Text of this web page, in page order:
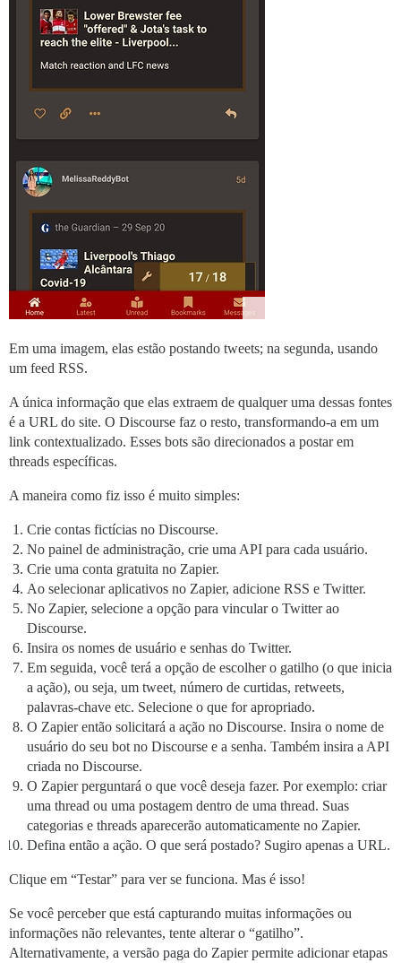
Em uma imagem, elas estão postando tweets; na segunda, usando
um feed RSS.
A única informação que elas extraem de qualquer uma dessas fontes
é a URL do site. O Discourse faz o resto, transformando-a em um
link contextualizado. Esses bots são direcionados a postar em
threads específicas.
A maneira como fiz isso é muito simples:
Crie contas fictícias no Discourse.
No painel de administração, crie uma API para cada usuário.
Crie uma conta gratuita no Zapier.
Ao selecionar aplicativos no Zapier, adicione RSS e Twitter.
No Zapier, selecione a opção para vincular o Twitter ao
Discourse.
Insira os nomes de usuário e senhas do Twitter.
Em seguida, você terá a opção de escolher o gatilho (o que inicia
a ação), ou seja, um tweet, número de curtidas, retweets,
palavras-chave etc. Selecione o que for apropriado.
O Zapier então solicitará a ação no Discourse. Insira o nome de
usuário do seu bot no Discourse e a senha. Também insira a API
criada no Discourse.
O Zapier perguntará o que você deseja fazer. Por exemplo: criar
uma thread ou uma postagem dentro de uma thread. Suas
categorias e threads aparecerão automaticamente no Zapier.
Defina então a ação. O que será postado? Sugiro apenas a URL.
Clique em “Testar” para ver se funciona. Mas é isso!
Se você perceber que está capturando muitas informações ou
informações não relevantes, tente alterar o “gatilho”.
Alternativamente, a versão paga do Zapier permite adicionar etapas